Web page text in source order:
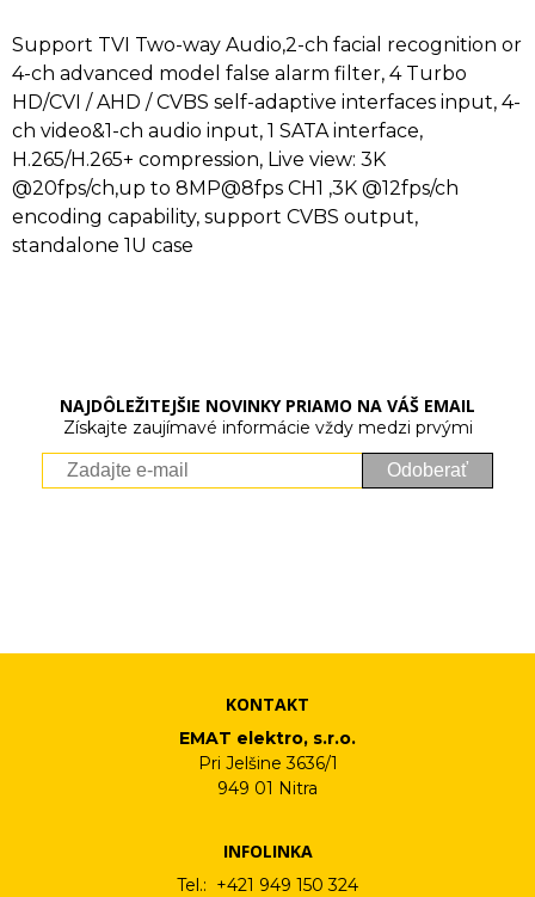
Support TVI Two-way Audio,2-ch facial recognition or
4-ch advanced model false alarm filter, 4 Turbo
HD/CVI / AHD / CVBS self-adaptive interfaces input, 4-
ch video&1-ch audio input, 1 SATA interface,
H.265/H.265+ compression, Live view: 3K
@20fps/ch,up to 8MP@8fps CH1 ,3K @12fps/ch
encoding capability, support CVBS output,
standalone 1U case
NAJDÔLEŽITEJŠIE NOVINKY PRIAMO NA VÁŠ EMAIL
Získajte zaujímavé informácie vždy medzi prvými
Odoberať
KONTAKT
EMAT elektro, s.r.o.
Pri Jelšine 3636/1
949 01 Nitra
INFOLINKA
Tel.: +421 949 150 324